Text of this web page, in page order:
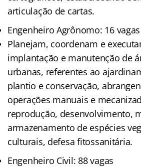
articulação de cartas.
Engenheiro Agrônomo: 16 vagas
Planejam, coordenam e
implantação e manutenção de
urbanas, referentes ao
plantio e conservação,
operações manuais e
reprodução, desenvolvimento,
armazenamento de espécies
culturais, defesa fitossanitária.
Engenheiro Civil: 88 vagas